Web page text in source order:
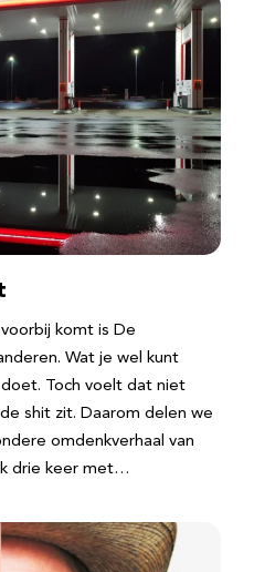
komt is De
Wat je wel kunt
Toch voelt dat niet
shit zit. Daarom delen we
omdenkverhaal van
drie keer met…